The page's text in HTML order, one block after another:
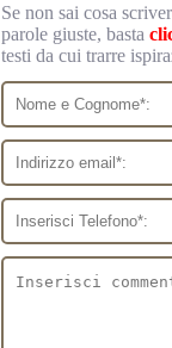
Se non sai cosa
parole giuste, basta
testi da cui trarre